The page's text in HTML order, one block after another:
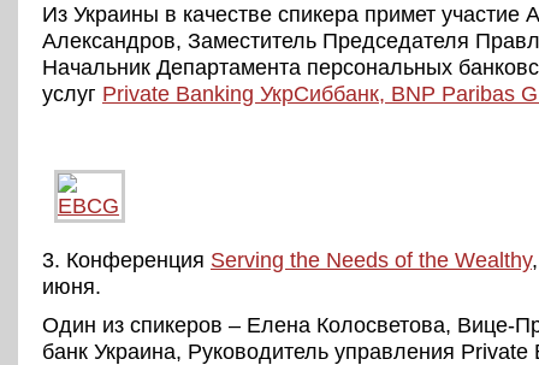
Из Украины в качестве спикера примет участие
Александров, Заместитель Председателя
Начальник Департамента персональных
услуг Private Banking УкрСиббанк, BNP Paribas
3. Конференция Serving the Needs of the Wealthy
июня.
Один из спикеров – Елена Колосветова, Вице-
банк Украина, Руководитель управления Private